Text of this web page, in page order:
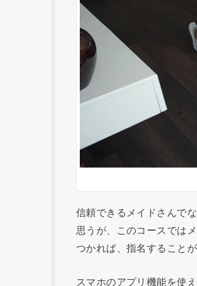
信頼できるメイドさんで
思うが、このコースでは
つかれば、指名することが
スマホのアプリ機能を使